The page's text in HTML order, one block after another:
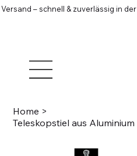
– schnell & zuverlässig in
Home >